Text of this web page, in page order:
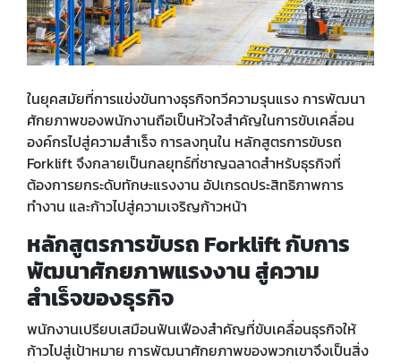
ในยุคสมัยที่การแข่งขันทางธุรกิจทวีความรุนแรง การพัฒนา
ศักยภาพของพนักงานถือเป็นหัวใจสำคัญในการขับเคลื่อน
องค์กรไปสู่ความสำเร็จ การลงทุนใน หลักสูตรการขับรถ
Forklift จึงกลายเป็นกลยุทธ์ที่ชาญฉลาดสำหรับธุรกิจที่
ต้องการยกระดับทักษะแรงงาน อัปเกรดประสิทธิภาพการ
ทำงาน และก้าวไปสู่ความเจริญก้าวหน้า
หลักสูตรการขับรถForkliftกับการ
พัฒนาศักยภาพแรงงาน สู่ความ
สำเร็จของธุรกิจ
พนักงานเปรียบเสมือนฟันเฟืองสำคัญที่ขับเคลื่อนธุรกิจให้
ก้าวไปสู่เป้าหมาย การพัฒนาศักยภาพของพวกเขาจึงเป็นสิ่ง